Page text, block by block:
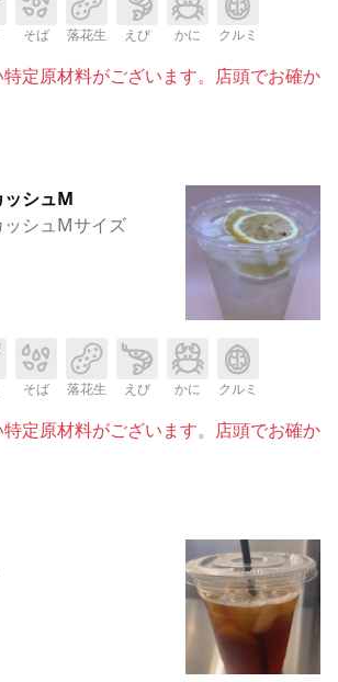
そば 落花生 えび かに クルミ
定原材料がございます。店頭でお確か
ッシュM
シュMサイズ
そば 落花生 えび かに クルミ
定原材料がございます。店頭でお確か